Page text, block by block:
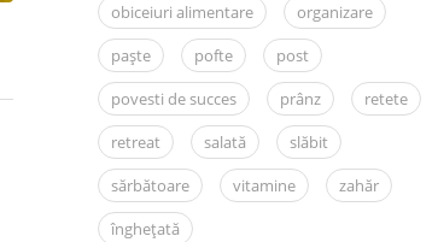
obiceiuri alimentare
organizare
paște
pofte
post
povesti de succes
prânz
retete
retreat
salată
slăbit
sărbătoare
vitamine
zahăr
înghețată